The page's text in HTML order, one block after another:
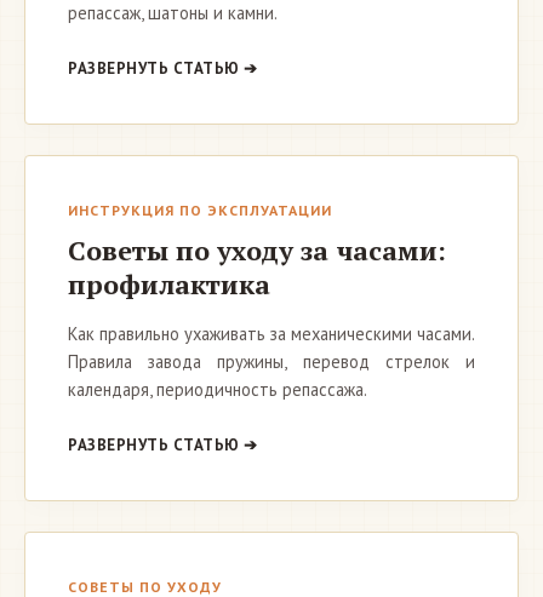
репассаж, шатоны и камни.
РАЗВЕРНУТЬ СТАТЬЮ ➔
ИНСТРУКЦИЯ ПО ЭКСПЛУАТАЦИИ
Советы по уходу за часами:
профилактика
Как правильно ухаживать за механическими часами.
Правила завода пружины, перевод стрелок и
календаря, периодичность репассажа.
РАЗВЕРНУТЬ СТАТЬЮ ➔
СОВЕТЫ ПО УХОДУ